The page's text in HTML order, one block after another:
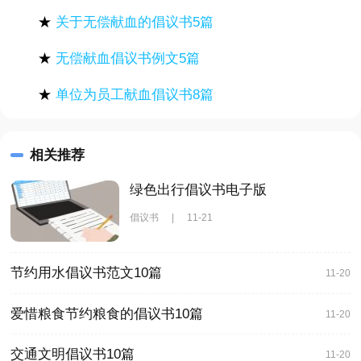
★ 关于无偿献血的倡议书5篇
★无偿献血倡议书例文5篇
★单位为员工献血倡议书8篇
相关推荐
绿色出行倡议书电子版
倡议书 | 11-21
节约用水倡议书范文10篇 11-20
爱惜粮食节约粮食的倡议书10篇 11-20
交通文明倡议书10篇 11-20